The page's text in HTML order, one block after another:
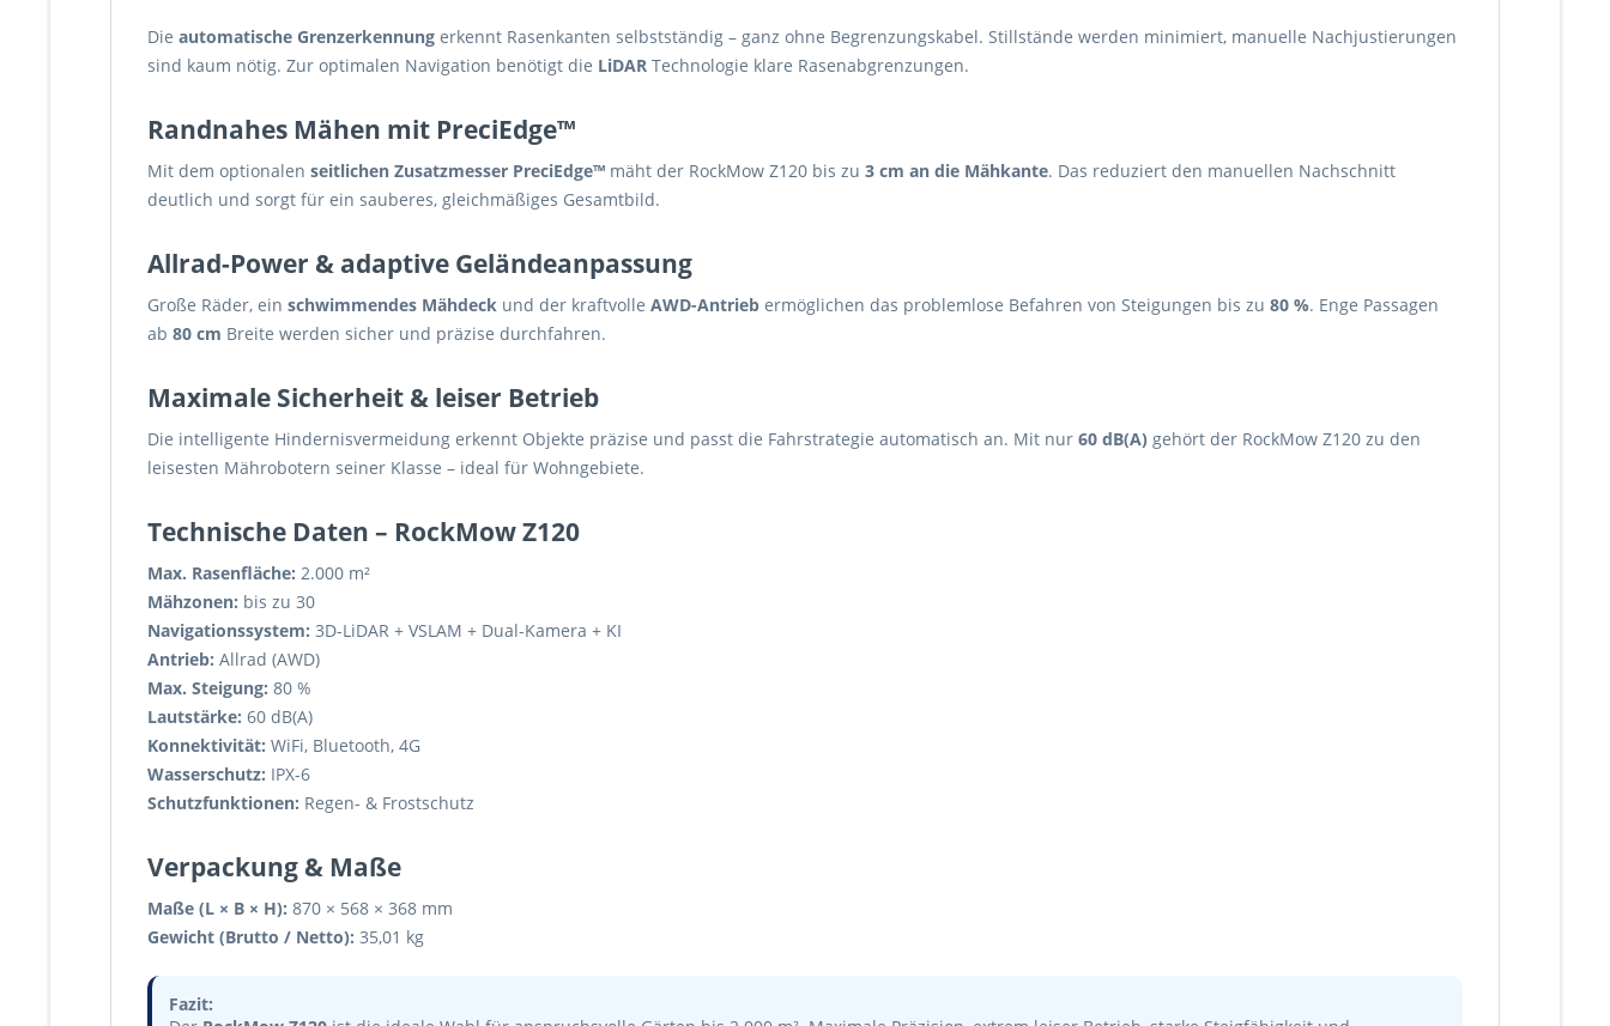
Die automatische Grenzerkennung erkennt Rasenkanten selbstständig – ganz ohne Begrenzungskabel. Stillstände werden minimiert, manuelle Nachjustierungen
sind kaum nötig. Zur optimalen Navigation benötigt die LiDAR Technologie klare Rasenabgrenzungen.
Randnahes Mähen mit PreciEdge™
Mit dem optionalen seitlichen Zusatzmesser PreciEdge™ mäht der RockMow Z120 bis zu 3 cm an die Mähkante. Das reduziert den manuellen Nachschnitt
deutlich und sorgt für ein sauberes, gleichmäßiges Gesamtbild.
Allrad-Power & adaptive Geländeanpassung
Große Räder, ein schwimmendes Mähdeck und der kraftvolle AWD-Antrieb ermöglichen das problemlose Befahren von Steigungen bis zu 80 %. Enge Passagen
ab 80 cm Breite werden sicher und präzise durchfahren.
Maximale Sicherheit & leiser Betrieb
Die intelligente Hindernisvermeidung erkennt Objekte präzise und passt die Fahrstrategie automatisch an. Mit nur 60 dB(A) gehört der RockMow Z120 zu den
leisesten Mährobotern seiner Klasse – ideal für Wohngebiete.
Technische Daten – RockMow Z120
Max. Rasenfläche: 2.000 m²
Mähzonen: bis zu 30
Navigationssystem: 3D-LiDAR + VSLAM + Dual-Kamera + KI
Antrieb: Allrad (AWD)
Max. Steigung: 80 %
Lautstärke: 60 dB(A)
Konnektivität: WiFi, Bluetooth, 4G
Wasserschutz: IPX-6
Schutzfunktionen: Regen- & Frostschutz
Verpackung & Maße
Maße (L × B × H): 870 × 568 × 368 mm
Gewicht (Brutto / Netto): 35,01 kg
Fazit: